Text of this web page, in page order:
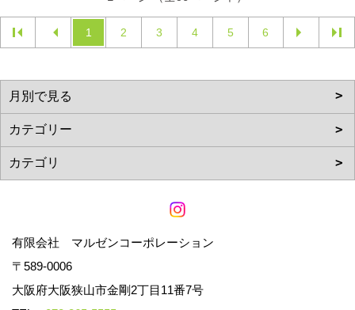
1 2 3 4 5 6
有限会社 マルゼンコーポレーション
〒589-0006
大阪府大阪狭山市金剛2丁目11番7号